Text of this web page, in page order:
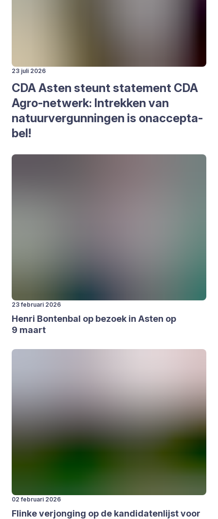
23 juli 2026
CDAAsten steunt sta­te­ment CDA
Agro-net­werk: Intrek­ken van
natuur­ver­gun­nin­gen is onac­cep­ta­
bel!
23 februari 2026
Hen­ri Bon­ten­bal op bezoek in Asten op
9 maart
02 februari 2026
Flin­ke ver­jon­ging op de kan­di­da­ten­lijst voor